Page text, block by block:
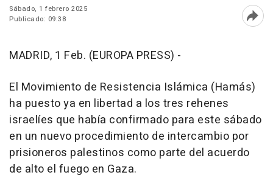
Sábado, 1 febrero 2025
Publicado: 09:38
MADRID, 1 Feb. (EUROPA PRESS) -
El Movimiento de Resistencia Islámica (Hamás)
ha puesto ya en libertad a los tres rehenes
israelíes que había confirmado para este sábado
en un nuevo procedimiento de intercambio por
prisioneros palestinos como parte del acuerdo
de alto el fuego en Gaza.